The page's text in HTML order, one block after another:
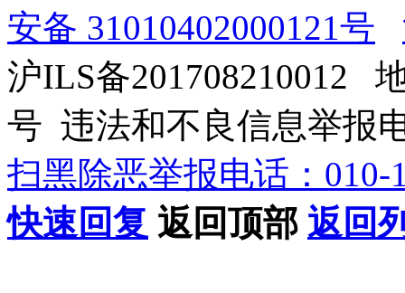
安备 31010402000121号
沪ILS备201708210012
号 违法和不良信息举报
扫黑除恶举报电话：010-
快速回复 返回顶部 返回